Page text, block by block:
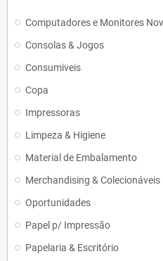
Computadores e Monitores
Consolas & Jogos
Consumiveis
Copa
Impressoras
Limpeza & Higiene
Material de Embalamento
Merchandising & Colecionáveis
Oportunidades
Papel p/ Impressão
Papelaria & Escritório